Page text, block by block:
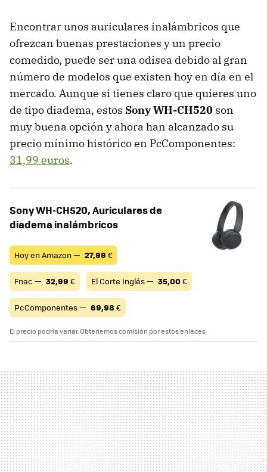
Encontrar unos auriculares inalámbricos que
ofrezcan buenas prestaciones y un precio
comedido, puede ser una odisea debido al gran
número de modelos que existen hoy en día en el
mercado. Aunque si tienes claro que quieres uno
de tipo diadema, estos Sony WH-CH520 son
muy buena opción y ahora han alcanzado su
precio mínimo histórico en PcComponentes:
31,99 euros.
Sony WH-CH520, Auriculares de
diadema inalámbricos
Hoy en Amazon — 27,99 €
Fnac — 32,99 € El Corte Inglés — 35,00€
PcComponentes — 69,98 €
El precio podría variar. Obtenemos comisión por estos enlaces